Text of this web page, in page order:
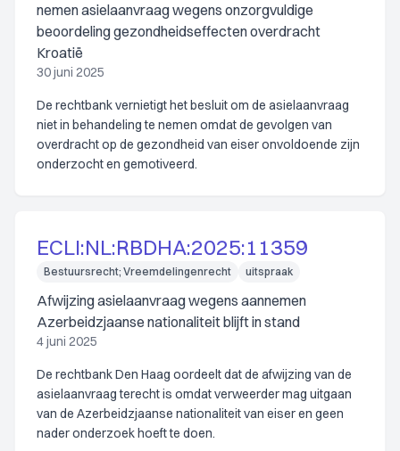
nemen asielaanvraag wegens onzorgvuldige
beoordeling gezondheidseffecten overdracht
Kroatië
30 juni 2025
De rechtbank vernietigt het besluit om de asielaanvraag
niet in behandeling te nemen omdat de gevolgen van
overdracht op de gezondheid van eiser onvoldoende zijn
onderzocht en gemotiveerd.
ECLI:NL:RBDHA:2025:11359
Bestuursrecht; Vreemdelingenrecht uitspraak
Afwijzing asielaanvraag wegens aannemen
Azerbeidzjaanse nationaliteit blijft in stand
4 juni 2025
De rechtbank Den Haag oordeelt dat de afwijzing van de
asielaanvraag terecht is omdat verweerder mag uitgaan
van de Azerbeidzjaanse nationaliteit van eiser en geen
nader onderzoek hoeft te doen.